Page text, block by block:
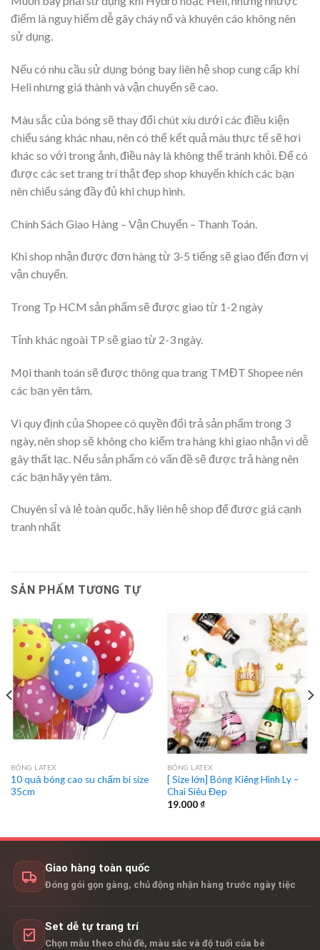
điểm là nguy hiểm dễ gây cháy nổ và khuyên cáo không nên
sử dụng.
Nếu có nhu cầu sử dụng bóng bay liên hệ shop cung cấp khí
Heli nhưng giá thành và vận chuyển sẽ cao.
Màu sắc của bóng sẽ thay đổi chút xíu dưới các điều kiện
chiếu sáng khác nhau, nên có thể kết quả màu thực tế sẽ hơi
khác so với trong ảnh, điều này là không thể tránh khỏi. Để có
được các set trang trí thật đẹp shop khuyến khích các bạn
nên chiếu sáng đầy đủ khi chụp hình.
Chính Sách Giao Hàng – Vận Chuyển – Thanh Toán.
Khi shop nhận được đơn hàng từ 3-5 tiếng sẽ giao đến đơn vị
vận chuyển.
Trong Tp HCM sản phẩm sẽ được giao từ 1-2 ngày
Tỉnh khác ngoài TP sẽ giao từ 2-3 ngày.
Mọi thanh toán sẽ được thông qua trang TMĐT Shopee nên
các bạn yên tâm.
Vì quy định của Shopee có quyền đổi trả sản phẩm trong 3
ngày, nên shop sẽ không cho kiểm tra hàng khi giao nhận vì dễ
gây thất lạc. Nếu sản phẩm có vấn đề sẽ được trả hàng nên
các bạn hãy yên tâm.
Chuyên sỉ và lẻ toàn quốc, hãy liên hệ shop để được giá cạnh
tranh nhất
SẢN PHẨM TƯƠNG TỰ
BÓNG LATEX
10 quả bóng cao su chấm bi size
35cm
BÓNG LATEX
[ Size lớn] Bóng Kiêng Hình Ly –
Chai Siêu Đẹp
19.000₫
Giao hàng toàn quốc
Đóng gói gọn gàng, chủ động nhận hàng trước ngày tiệc
Set dễ tự trang trí
Chọn mẫu theo chủ đề, màu sắc và độ tuổi của bé